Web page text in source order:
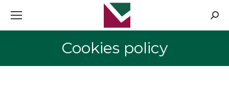
Cookies policy
You are here: